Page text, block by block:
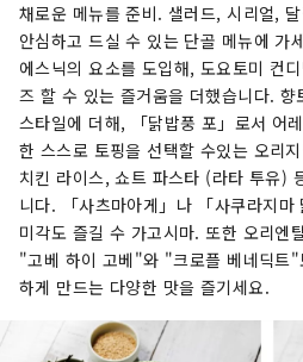
채로운 메뉴를 준비. 샐러드, 시리얼,
안심하고 드실 수 있는 단골 메뉴에 가
에스닉의 요소를 도입해, 도요토미 컨
즈 할 수 있는 즐거움을 더했습니다.
스타일에 더해, 「닭밥풍 포」로서 어
한 스스로 토핑을 선택할 수있는 오리
치킨 라이스, 쇼트 파스타 (라타 투유)
니다. 「사츠마아게」나 「사쿠라지마
미각도 즐길 수 가고시마. 또한 오리엔
"고베 하이 고베"와 "크로플 베네딕트
하게 만드는 다양한 맛을 즐기세요.